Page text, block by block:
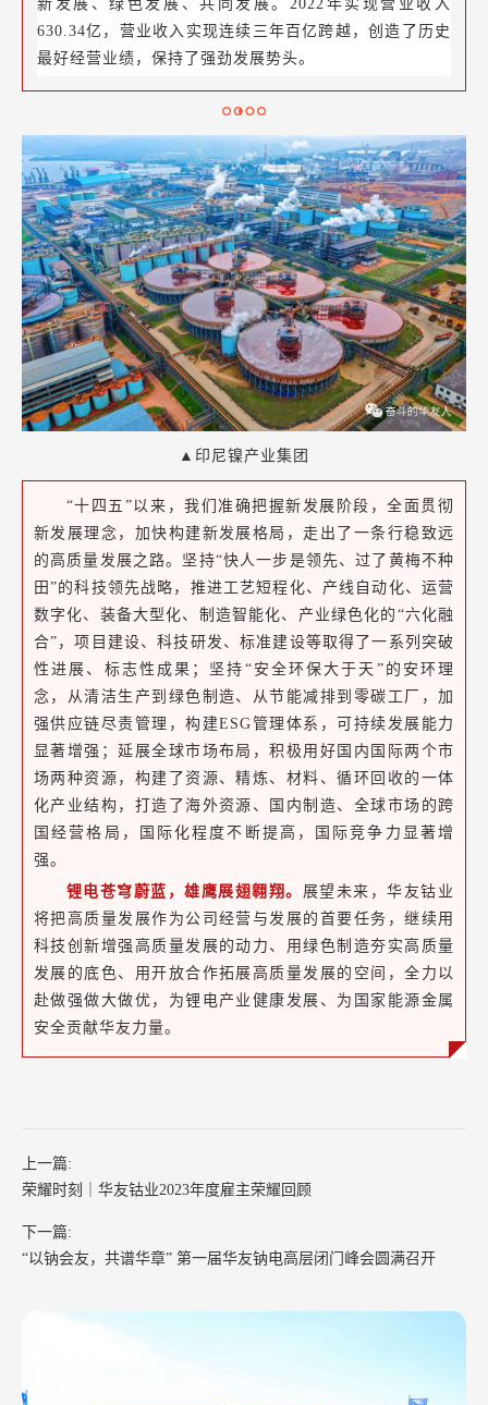
新发展、绿色发展、共同发展。2022年实现营业收入
630.34亿，营业收入实现连续三年百亿跨越，创造了历史
最好经营业绩，保持了强劲发展势头。
▲印尼镍产业集团
“十四五”以来，我们准确把握新发展阶段，全面贯彻
新发展理念，加快构建新发展格局，走出了一条行稳致远
的高质量发展之路。坚持“快人一步是领先、过了黄梅不种
田”的科技领先战略，推进工艺短程化、产线自动化、运营
数字化、装备大型化、制造智能化、产业绿色化的“六化融
合”，项目建设、科技研发、标准建设等取得了一系列突破
性进展、标志性成果；坚持“安全环保大于天”的安环理
念，从清洁生产到绿色制造、从节能减排到零碳工厂，加
强供应链尽责管理，构建ESG管理体系，可持续发展能力
显著增强；延展全球市场布局，积极用好国内国际两个市
场两种资源，构建了资源、精炼、材料、循环回收的一体
化产业结构，打造了海外资源、国内制造、全球市场的跨
国经营格局，国际化程度不断提高，国际竞争力显著增
强。
锂电苍穹蔚蓝，雄鹰展翅翱翔。 展望未来，华友钴业
将把高质量发展作为公司经营与发展的首要任务，继续用
科技创新增强高质量发展的动力、用绿色制造夯实高质量
发展的底色、用开放合作拓展高质量发展的空间，全力以
赴做强做大做优，为锂电产业健康发展、为国家能源金属
安全贡献华友力量。
上一篇:
荣耀时刻｜华友钴业2023年度雇主荣耀回顾
下一篇:
“以钠会友，共谱华章” 第一届华友钠电高层闭门峰会圆满召开